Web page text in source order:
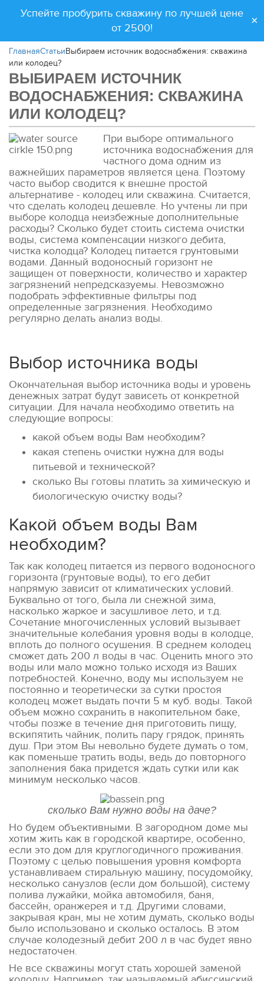
Успейте пробурить скважину по лучшей цене
от 2500!
×
ГлавнаяСтатьиВыбираем источник водоснабжения: скважина
или колодец?
ВЫБИРАЕМ ИСТОЧНИК
ВОДОСНАБЖЕНИЯ: СКВАЖИНА
ИЛИ КОЛОДЕЦ?
При выборе оптимального
источника водоснабжения для
частного дома одним из
важнейших параметров является цена. Поэтому
часто выбор сводится к внешне простой
альтернативе - колодец или скважина. Считается,
что сделать колодец дешевле. Но учтены ли при
выборе колодца неизбежные дополнительные
расходы? Сколько будет стоить система очистки
воды, система компенсации низкого дебита,
чистка колодца? Колодец питается грунтовыми
водами. Данный водоносный горизонт не
защищен от поверхности, количество и характер
загрязнений непредсказуемы. Невозможно
подобрать эффективные фильтры под
определенные загрязнения. Необходимо
регулярно делать анализ воды.
Выбор источника воды
Окончательная выбор источника воды и уровень
денежных затрат будут зависеть от конкретной
ситуации. Для начала необходимо ответить на
следующие вопросы:
какой объем воды Вам необходим?
какая степень очистки нужна для воды
питьевой и технической?
сколько Вы готовы платить за химическую и
биологическую очистку воды?
Какой объем воды Вам
необходим?
Так как колодец питается из первого водоносного
горизонта (грунтовые воды), то его дебит
напрямую зависит от климатических условий.
Буквально от того, была ли снежной зима,
насколько жаркое и засушливое лето, и т.д.
Сочетание многочисленных условий вызывает
значительные колебания уровня воды в колодце,
вплоть до полного осушения. В среднем колодец
сможет дать 200 л воды в час. Оценить много это
воды или мало можно только исходя из Ваших
потребностей. Конечно, воду мы используем не
постоянно и теоретически за сутки простоя
колодец может выдать почти 5 м куб. воды. Такой
объем можно сохранить в накопительном баке,
чтобы позже в течение дня приготовить пищу,
вскипятить чайник, полить пару грядок, принять
душ. При этом Вы невольно будете думать о том,
как поменьше тратить воды, ведь до повторного
заполнения бака придется ждать сутки или как
минимум несколько часов.
сколько Вам нужно воды на даче?
Но будем объективными. В загородном доме мы
хотим жить как в городской квартире, особенно,
если это дом для круглогодичного проживания.
Поэтому с целью повышения уровня комфорта
устанавливаем стиральную машину, посудомойку,
несколько санузлов (если дом большой), систему
полива лужайки, мойка автомобиля, баня,
бассейн, оранжерея и т.д. Другими словами,
закрывая кран, мы не хотим думать, сколько воды
было использовано и сколько осталось. В этом
случае колодезный дебит 200 л в час будет явно
недостаточен.
Не все скважины могут стать хорошей заменой